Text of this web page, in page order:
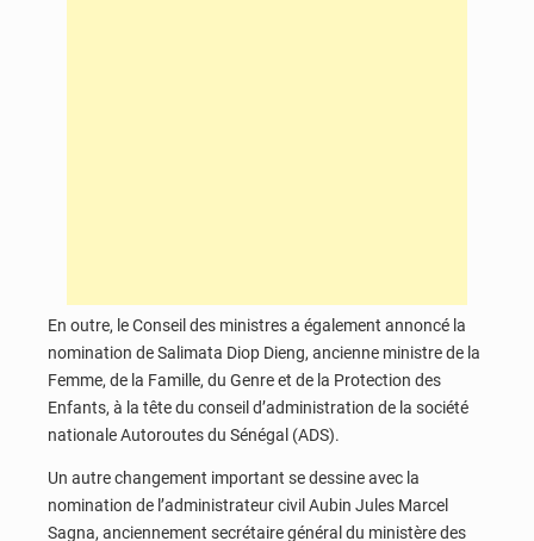
En outre, le Conseil des ministres a également annoncé la
nomination de Salimata Diop Dieng, ancienne ministre de la
Femme, de la Famille, du Genre et de la Protection des
Enfants, à la tête du conseil d’administration de la société
nationale Autoroutes du Sénégal (ADS).
Un autre changement important se dessine avec la
nomination de l’administrateur civil Aubin Jules Marcel
Sagna, anciennement secrétaire général du ministère des